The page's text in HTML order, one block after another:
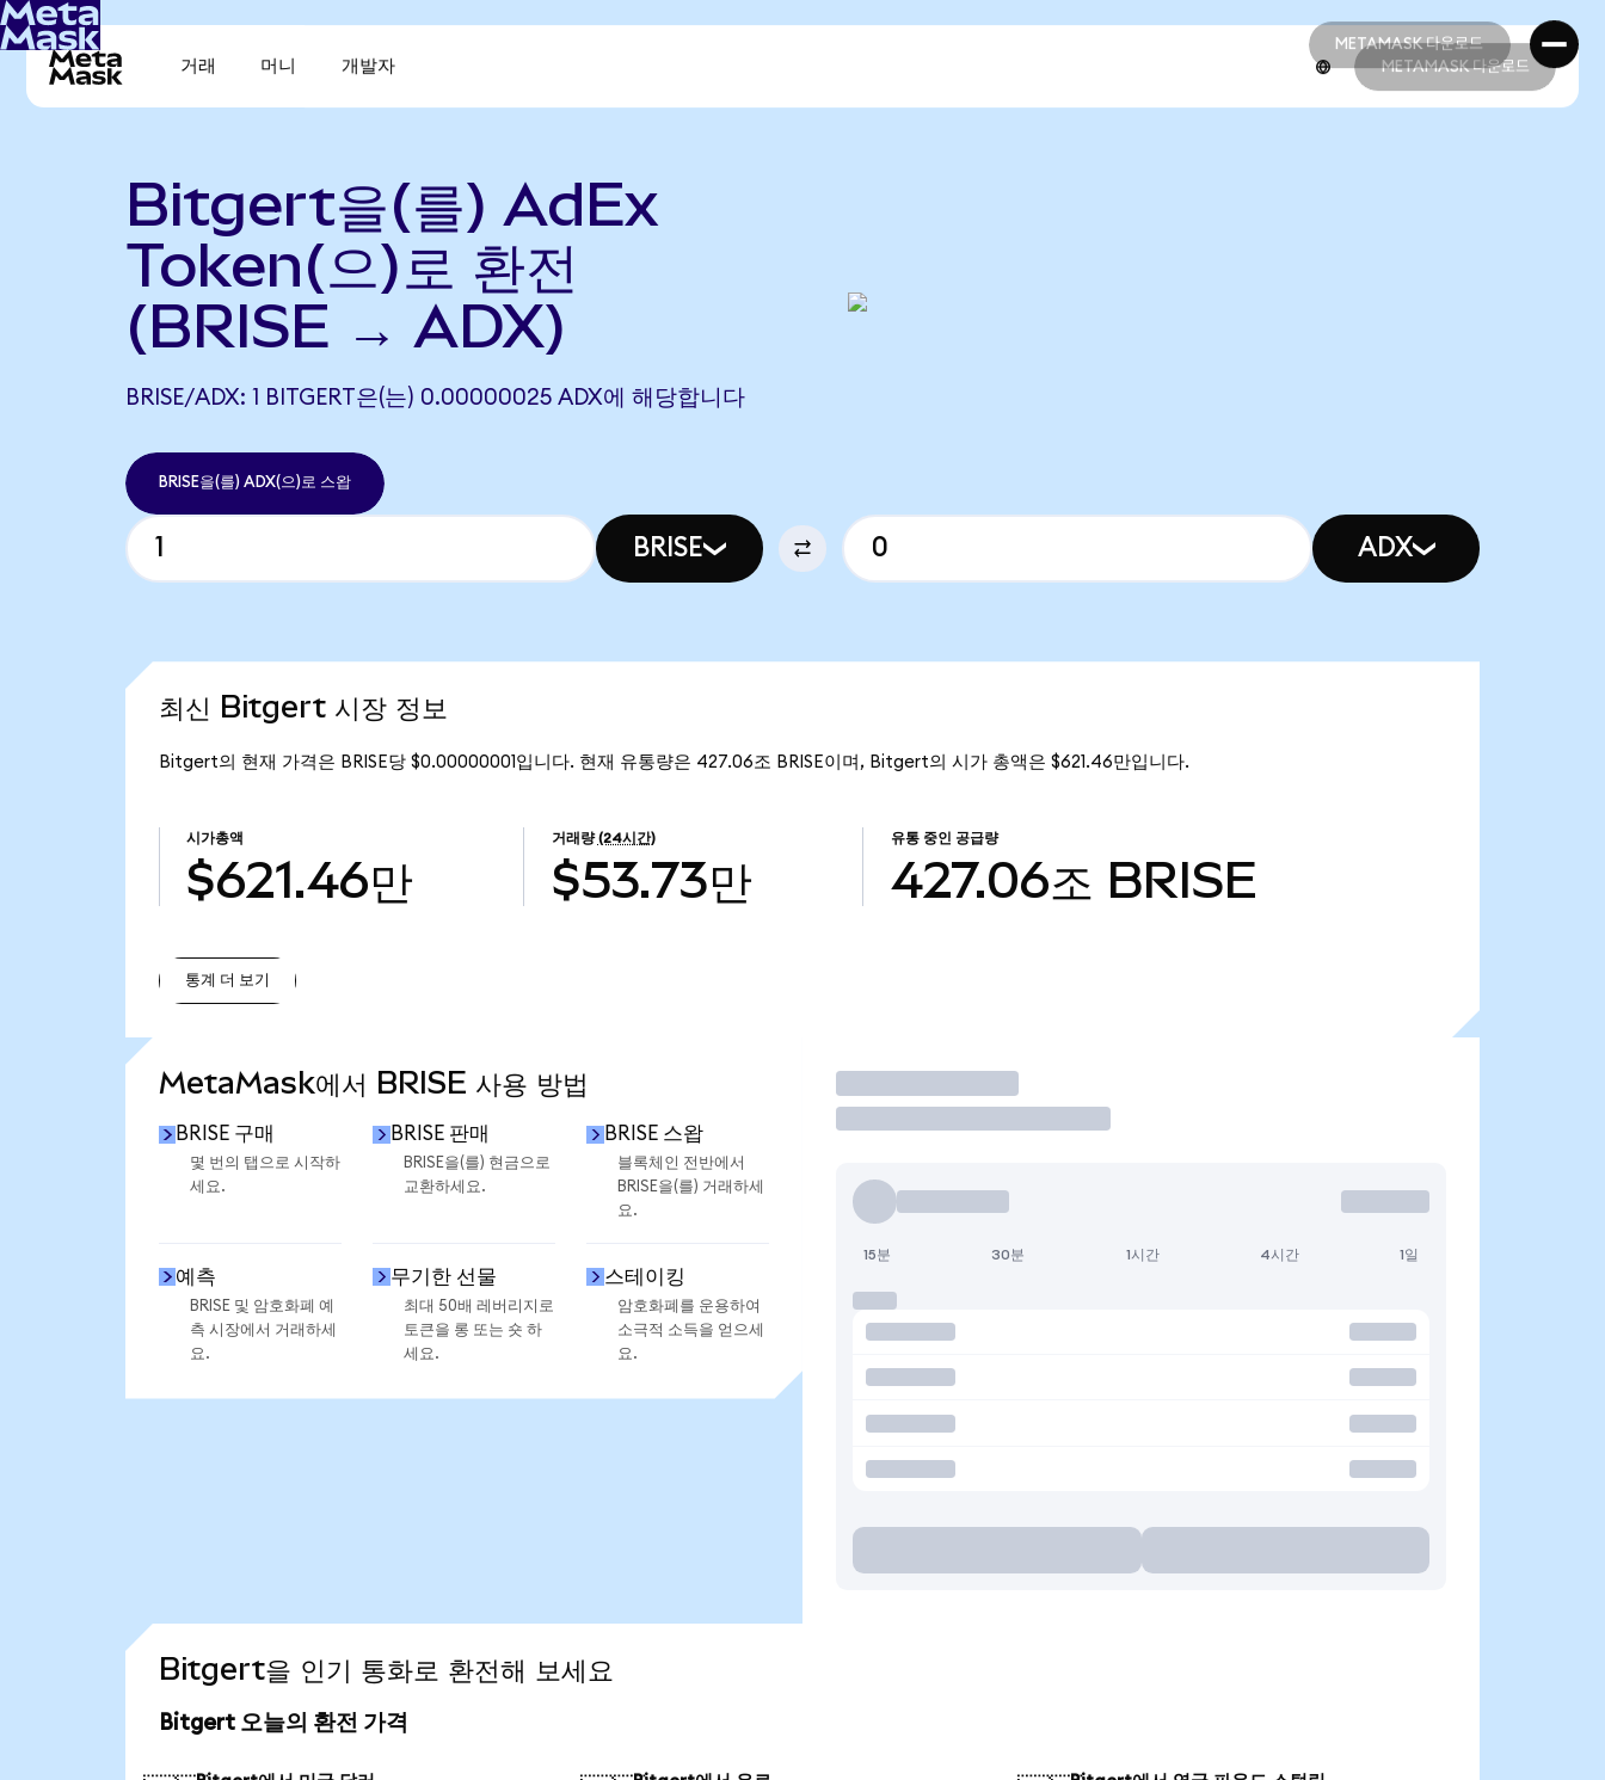
METAMASK 다운로드
METAMASK 다운로드
거래 머니 개발자 METAMASK 다운로드
Bitgert을(를) AdEx
Token(으)로 환전
(BRISE → ADX)
BRISE/ADX: 1 BITGERT은(는) 0.00000025 ADX에 해당합니다
BRISE을(를) ADX(으)로 스왑
BRISE ADX
최신 Bitgert 시장 정보
Bitgert의 현재 가격은 BRISE당 $0.00000001입니다. 현재 유통량은 427.06조 BRISE이며, Bitgert의 시가 총액은 $621.46만입니다.
시가총액
$621.46만
거래량 (24시간)
$53.73만
유통 중인 공급량
427.06조 BRISE
통계 더 보기
MetaMask에서 BRISE 사용 방법
BRISE 구매
몇 번의 탭으로 시작하
세요.
BRISE 판매
BRISE을(를) 현금으로
교환하세요.
BRISE 스왑
블록체인 전반에서
BRISE을(를) 거래하세
요.
예측
BRISE 및 암호화폐 예
측 시장에서 거래하세
요.
무기한 선물
최대 50배 레버리지로
토큰을 롱 또는 숏 하
세요.
스테이킹
암호화폐를 운용하여
소극적 소득을 얻으세
요.
거래
15분 30분 1시간 4시간 1일
Bitgert을 인기 통화로 환전해 보세요
Bitgert 오늘의 환전 가격